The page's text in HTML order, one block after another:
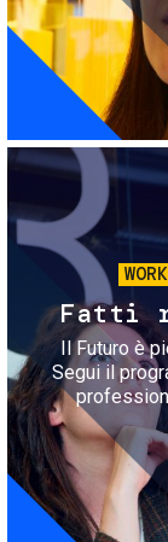
Fatti
Il Futuro è
Segui il